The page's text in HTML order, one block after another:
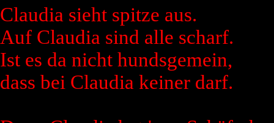
Claudia sieht spitze aus.
Auf Claudia sind alle scharf.
Ist es da nicht hundsgemein,
dass bei Claudia keiner darf.